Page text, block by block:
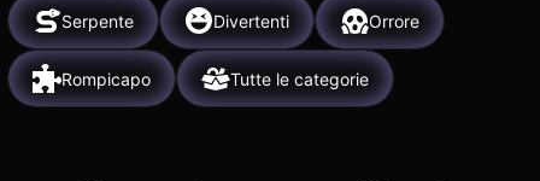
Serpente Divertenti Orrore
Rompicapo Tutte le categorie